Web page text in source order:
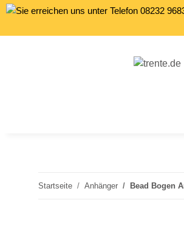
Startseite Anhänger Bead Bogen